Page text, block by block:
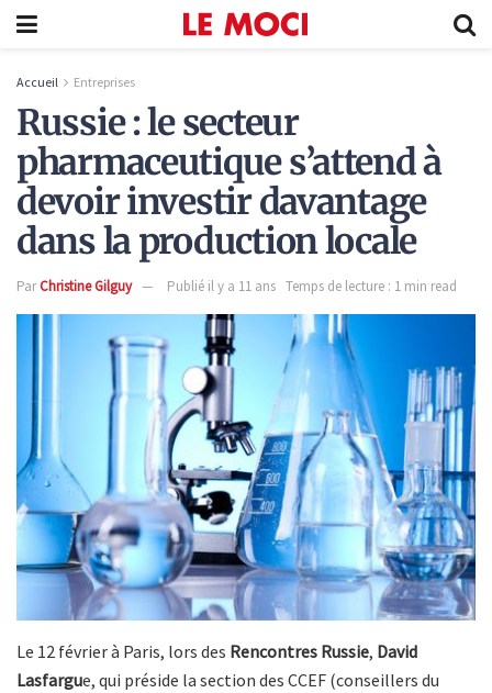
Accueil Entreprises
Russie : le secteur
pharmaceutique s’attend à
devoir investir davantage
dans la production locale
ParChristine Gilguy Publié il y a 11 ans Temps de lecture : 1 min read
Le 12 février à Paris, lors des Rencontres Russie, David
Lasfargue, qui préside la section des CCEF (conseillers du